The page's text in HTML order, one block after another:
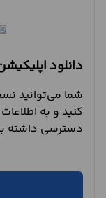
دانلود
شما می‌توانید
کنید و به
دسترسی داشته